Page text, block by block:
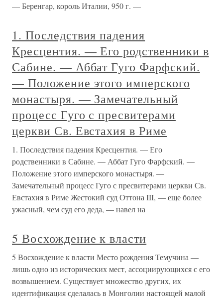
— Беренгар, король Италии, 950 г. —
1. Последствия падения
Кресцентия. — Его родственники в
Сабине. — Аббат Гуго Фарфский.
— Положение этого имперского
монастыря. — Замечательный
процесс Гуго с пресвитерами
церкви Св. Евстахия в Риме
1. Последствия падения Кресцентия. — Его
родственники в Сабине. — Аббат Гуго Фарфский. —
Положение этого имперского монастыря. —
Замечательный процесс Гуго с пресвитерами церкви Св.
Евстахия в Риме Жестокий суд Оттона III, — еще более
ужасный, чем суд его деда, — навел на
5 Восхождение к власти
5 Восхождение к власти Место рождения Темучина —
лишь одно из исторических мест, ассоциирующихся с его
возвышением. Существует множество других, их
идентификация сделалась в Монголии настоящей малой